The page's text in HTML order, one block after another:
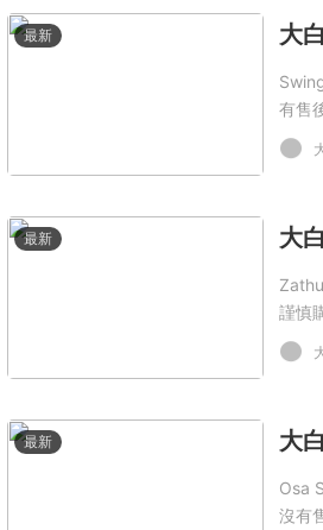
最新
有售
最新
謹慎
最新
Osa
沒有